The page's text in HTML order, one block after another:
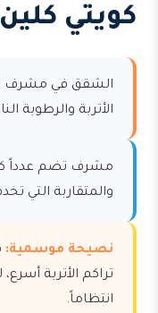
كويتي
الشقق في مشرف
الأتربة والرطوبة
مشرف تضم عدداً
والمتقاربة التي
نصيحة موسمية:
تراكم الأتربة
انتظاماً.